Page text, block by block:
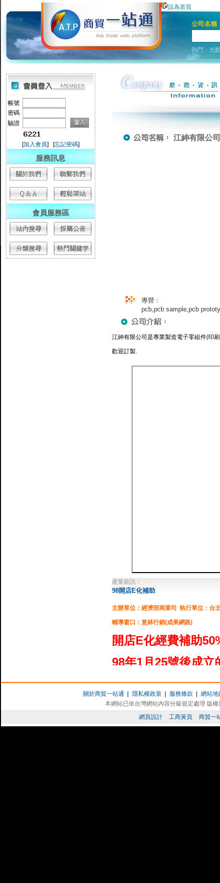
設為首頁
公司名稱
熱門：光
帳號
密碼
驗證
[加入會員] [忘記密碼]
服務訊息
會員服務區
江紳有限公
專營：
pcb,pcb sample,pcb
江紳有限公司是專業製造電子零組件(印
歡迎訂製.
產業新訊：
98開店E化補助
主辦單位：經濟部商業司 執行單位：台
輔導窗口：意林行銷(成果網路)
開店E化經費補助
98年1月25號後成立
及導入總經費6萬元
補助項目：資訊服
關於商貿一站通 隱私權政策 服務條款
網站地
本網站已依台灣網站內容分級規定處理 版
網頁設計
工商黃頁 商貿一